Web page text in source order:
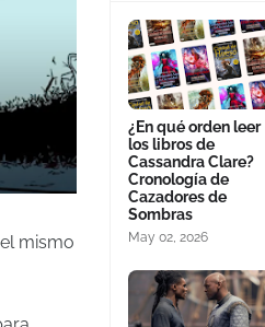
mismo
¿En qué orden leer
los libros de
Cassandra Clare?
Cronología de
Cazadores de
Sombras
May 02, 2026